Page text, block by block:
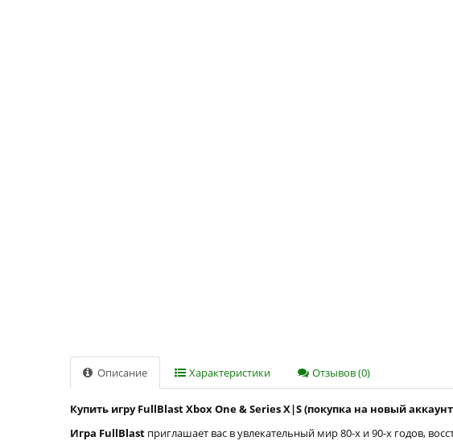
Описание Характеристики Отзывов (0)
Купить игру FullBlast Xbox One & Series X|S (покупка на новый
Игра FullBlast приглашает вас в увлекательный мир 80-х и 90-х годов,